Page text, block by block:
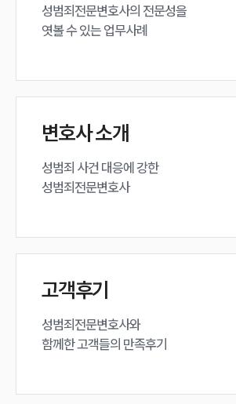
대륜법률상담예약
성범죄전문변호사의 전문성을
엿볼 수 있는 업무사례
변호사 소개
성범죄 사건 대응에 강한
성범죄전문변호사
고객후기
성범죄전문변호사와
함께한 고객들의 만족후기